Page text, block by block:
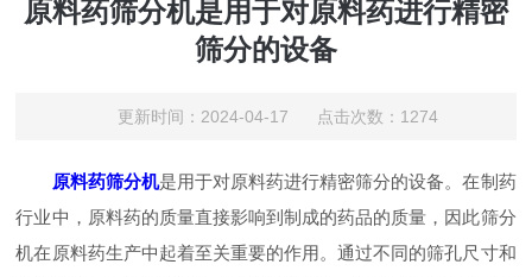
原料药筛分机是用于对原料药进行精密
筛分的设备
更新时间：2024-04-17 点击次数：1274
原料药筛分机是用于对原料药进行精密筛分的设备。在制药
行业中，原料药的质量直接影响到制成的药品的质量，因此筛分
机在原料药生产中起着至关重要的作用。通过不同的筛孔尺寸和